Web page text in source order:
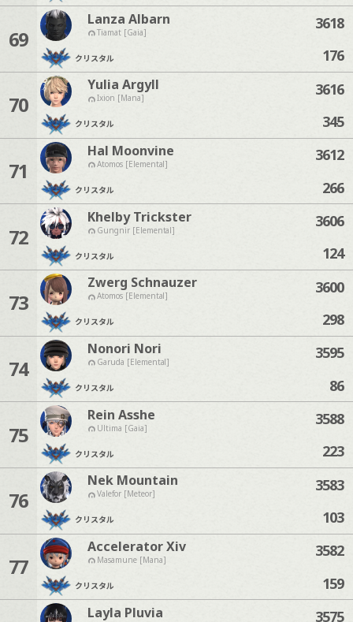
69
Lanza Albarn
Tiamat [Gaia]
クリスタル
3618
176
70
Yulia Argyll
Ixion [Mana]
クリスタル
3616
345
71
Hal Moonvine
Atomos [Elemental]
クリスタル
3612
266
72
Khelby Trickster
Gungnir [Elemental]
クリスタル
3606
124
73
Zwerg Schnauzer
Atomos [Elemental]
クリスタル
3600
298
74
Nonori Nori
Garuda [Elemental]
クリスタル
3595
86
75
Rein Asshe
Ultima [Gaia]
クリスタル
3588
223
76
Nek Mountain
Valefor [Meteor]
クリスタル
3583
103
77
Accelerator Xiv
Masamune [Mana]
クリスタル
3582
159
Layla Pluvia 3575